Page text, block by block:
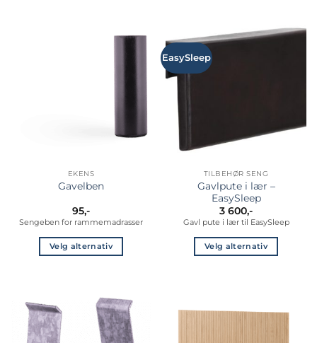
produktsiden
har
produktsiden
EKENS
Gavelben
95,-
Sengeben for rammemadrasser
Velg alternativ
flere
varianter.
Alternativene
EasySleep
TILBEHØR SENG
Gavlpute i lær –
EasySleep
3 600,-
Gavl pute i lær til EasySleep
Velg alternativ